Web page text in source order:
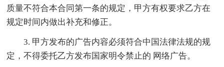
质量不符合本合同第一条的规定，甲方有权要求乙方在
规定时间内做出补充和修正。
3. 甲方发布的广告内容必须符合中国法律法规的规
定，不得委托乙方发布国家明令禁止的 网络广告。